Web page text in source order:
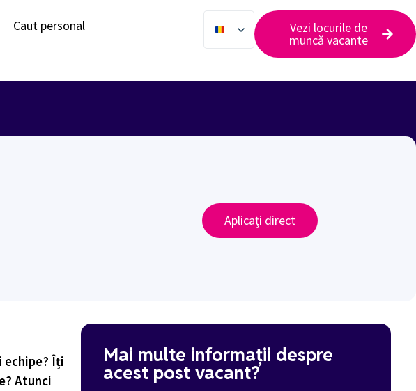
Caut personal
Vezi locurile de
muncă vacante
Aplicați direct
Îți
Atunci
Mai multe informații despre
acest post vacant?